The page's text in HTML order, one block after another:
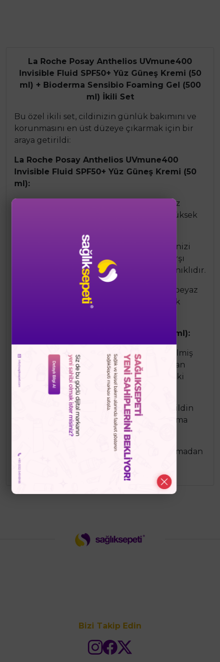
La Roche Posay Anthelios UVmune400
Invisible Fluid SPF50+ Yüz Güneş Kremi (50
ml) + Bioderma Sensibio Foaming Gel (500
ml) İkili Set
Bu özel ikili set, cildinizin günlük bakımını ve
korunmasını en üst düzeye çıkarmak için bir
araya getirildi:
La Roche Posay Anthelios UVmune400
Invisible Fluid SPF50+ Yüz Güneş Kremi (50
ml):
Tüm cilt tipleri için uygun, hafif ve yağsız
formülü ile cildinizi UV ışınlarına karşı yüksek
Gelişmiş UVmune400 teknolojisi ile cildinizi
geniş spektrumlu UVA/UVB ışınlarına karşı
korurken, suya, terlemeye ve neme dayanıklıdır.
Görünmez dokusu sayesinde cildinizde beyaz
kalıntı bırakmadan kolayca emilir, günlük
Bioderma Sensibio Foaming Gel (500 ml):
Hassas ciltler için özel olarak formüle edilmiş
bu nazik temizleyici, cildi kir ve makyajdan
arındırırken yatıştırıcı ve nemlendirici etki
sağlar.
Sabun içermeyen, pH dengeli formülü cildin
doğal bariyerini korur ve günlük kullanıma
Yumuşak köpük yapısı ile cildinizi kurutmadan
temizler, ferah ve rahat bir his bırakır.
Bizi Takip Edin